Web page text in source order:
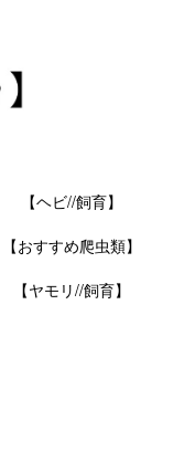
【ヘビ//飼育】
【おすすめ爬虫類】
【ヤモリ//飼育】